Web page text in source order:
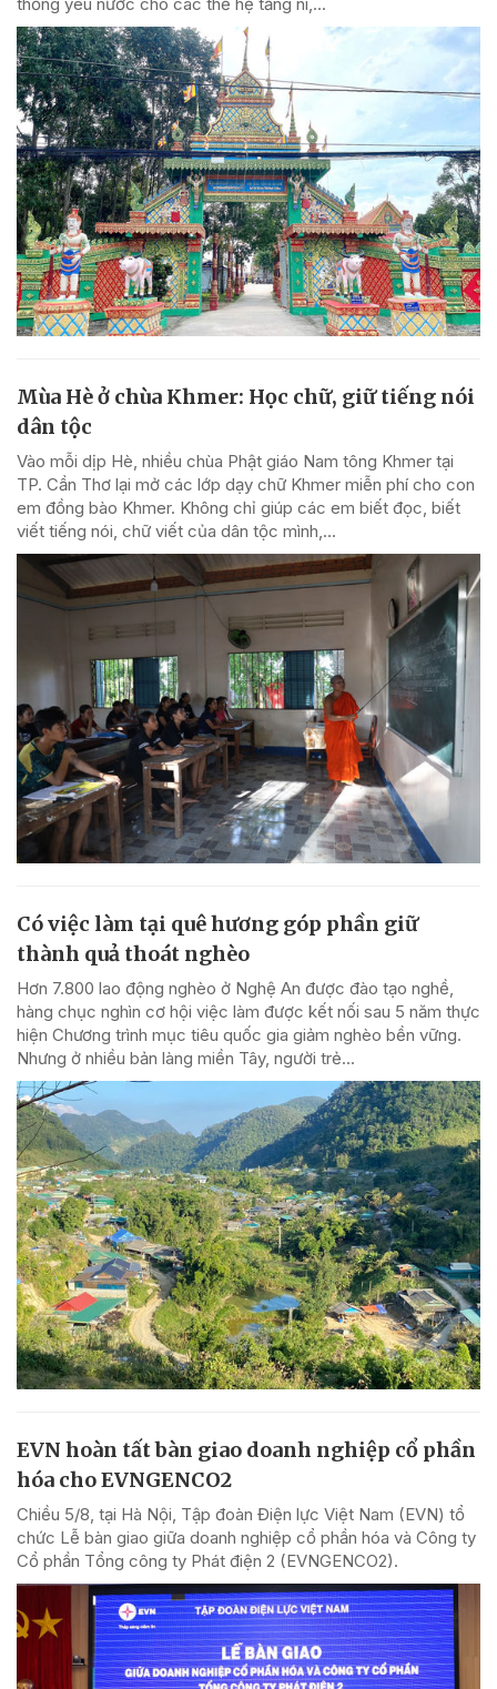
Mùa Hè ở chùa Khmer: Học chữ, giữ tiếng nói
dân tộc
Vào mỗi dịp Hè, nhiều chùa Phật giáo Nam tông Khmer tại
TP. Cần Thơ lại mở các lớp dạy chữ Khmer miễn phí cho con
em đồng bào Khmer. Không chỉ giúp các em biết đọc, biết
viết tiếng nói, chữ viết của dân tộc mình,...
Có việc làm tại quê hương góp phần giữ
thành quả thoát nghèo
Hơn 7.800 lao động nghèo ở Nghệ An được đào tạo nghề,
hàng chục nghìn cơ hội việc làm được kết nối sau 5 năm thực
hiện Chương trình mục tiêu quốc gia giảm nghèo bền vững.
Nhưng ở nhiều bản làng miền Tây, người trẻ...
EVN hoàn tất bàn giao doanh nghiệp cổ phần
hóa cho EVNGENCO2
Chiều 5/8, tại Hà Nội, Tập đoàn Điện lực Việt Nam (EVN) tổ
chức Lễ bàn giao giữa doanh nghiệp cổ phần hóa và Công ty
Cổ phần Tổng công ty Phát điện 2 (EVNGENCO2).